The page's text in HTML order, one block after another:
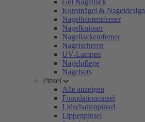
Gel Nagellack
Kunstnägel & Nageldesign
Nagelhautentferner
Nagelknipser
Nagellackentferner
Nagelscheren
UV-Lampen
Nagelpflege
Nagelsets
Pinsel
Alle anzeigen
Foundationpinsel
Lidschattenpinsel
Lippenpinsel